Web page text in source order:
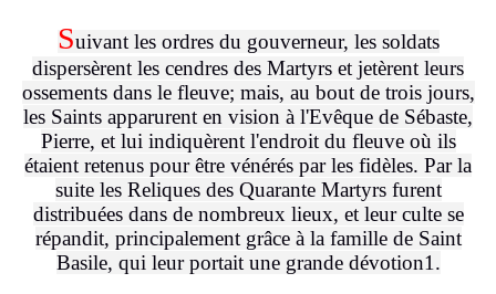
Suivant les ordres du gouverneur, les soldats
dispersèrent les cendres des Martyrs et jetèrent leurs
ossements dans le fleuve; mais, au bout de trois jours,
les Saints apparurent en vision à l'Evêque de Sébaste,
Pierre, et lui indiquèrent l'endroit du fleuve où ils
étaient retenus pour être vénérés par les fidèles. Par la
suite les Reliques des Quarante Martyrs furent
distribuées dans de nombreux lieux, et leur culte se
répandit, principalement grâce à la famille de Saint
Basile, qui leur portait une grande dévotion1.